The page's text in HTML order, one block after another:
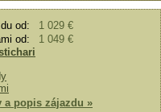
od:
1 029 €
od:
1 049 €
popis zájazdu »